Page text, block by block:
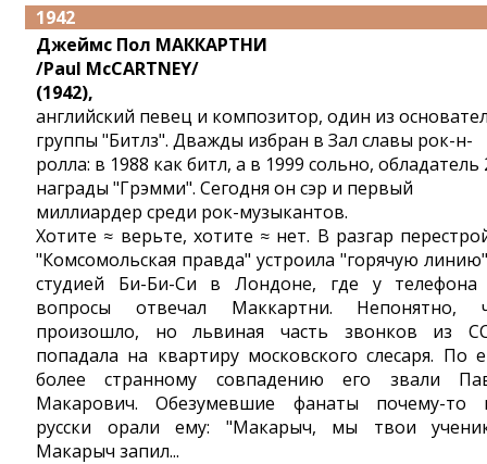
1942
Джеймс Пол МАККАРТНИ
/Paul McCARTNEY/
(1942),
английский певец и композитор, один из
группы "Битлз". Дважды избран в Зал славы рок-н-
ролла: в 1988 как битл, а в 1999 сольно, обладатель
награды "Грэмми". Сегодня он сэр и первый
миллиардер среди рок-музыкантов.
Хотите ≈ верьте, хотите ≈ нет. В разгар
"Комсомольская правда" устроила "горячую
студией Би-Би-Си в Лондоне, где у телефона
вопросы отвечал Маккартни. Непонятно,
произошло, но львиная часть звонков из
попадала на квартиру московского слесаря. По
более странному совпадению его звали
Макарович. Обезумевшие фанаты почему-то
русски орали ему: "Макарыч, мы твои
Макарыч запил...